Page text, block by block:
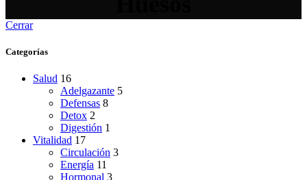
Cerrar
Categorías
Salud 16
Adelgazante 5
Defensas 8
Detox 2
Digestión 1
Vitalidad 17
Circulación 3
Energía 11
Hormonal 3